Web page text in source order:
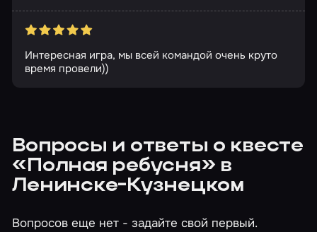
Интересная игра, мы всей командой очень круто
время провели))
Вопросы и ответы о квесте
«Полная ребусня» в
Ленинске-Кузнецком
Вопросов еще нет - задайте свой первый.